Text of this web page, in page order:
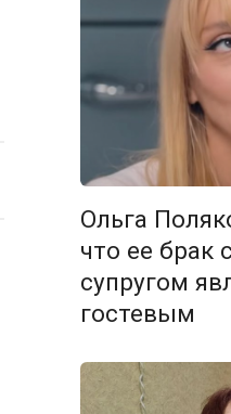
Ольга
что ее брак
супругом
гостевым